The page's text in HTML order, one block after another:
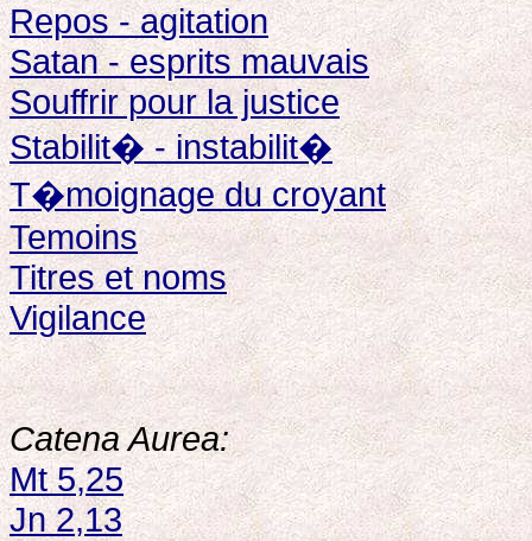
Repos - agitation
Satan - esprits mauvais
Souffrir pour la justice
Stabilit� - instabilit�
T�moignage du croyant
Temoins
Titres et noms
Vigilance
Catena Aurea:
Mt 5,25
Jn 2,13